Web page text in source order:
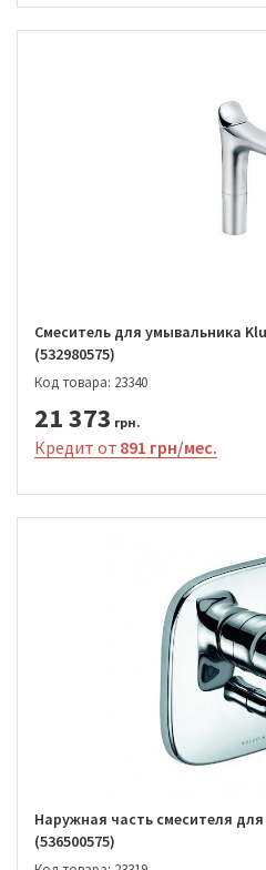
Смеситель для умывальника
(532980575)
Код товара: 23340
21 373 грн.
Кредит от 891 грн/мес.
Наружная часть смесителя
(536500575)